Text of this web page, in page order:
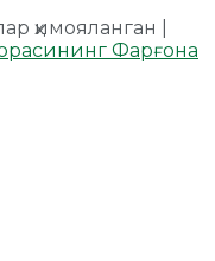
ҳимояланган |
Фарғона